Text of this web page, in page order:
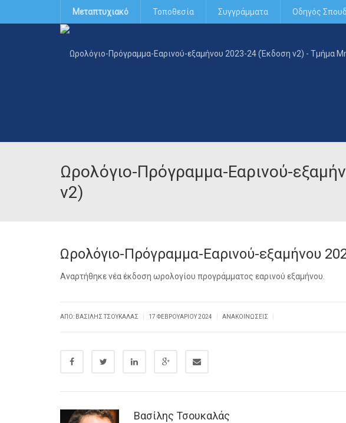
Μεταπτυχιακό Τοποθεσία Συγγράμματα Οδηγός
Ωρολόγιο-Πρόγραμμα-Εαρινού-
v2)
Ωρολόγιο-Πρόγραμμα-Εαρινού-εξαμήνου
Αναρτήθηκε νέα έκδοση ωρολογίου προγράμματος εαρινού εξαμήνου.
ΑΠΌ: ΒΑΣΊΛΗΣ ΤΣΟΥΚΑΛΆΣ 17 ΦΕΒΡΟΥΑΡΊΟΥ 2024 ΑΝΑΚΟΙΝΏΣΕΙΣ
Βασίλης Τσουκαλάς